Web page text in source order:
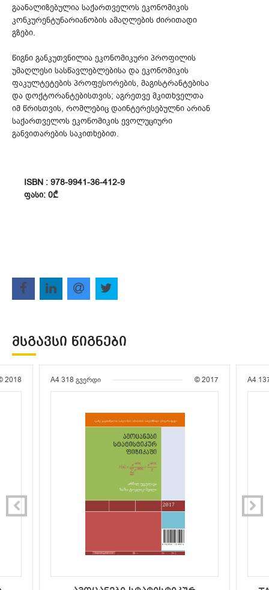
გაანალიზებულია საქართველოს ეკონომიკის
კონკურენტუნარიანობის ამაღლების ძირითადი
გზები.
წიგნი განკუთვნილია ეკონომიკური პროფილის
უმაღლესი სასწავლებლებისა და ეკონომიკის
ფაკულტეტების პროფესორების, მაგისტრანტებისა
და დოქტორანტებისთვის; აგრეთვე მკითხველთა
იმ წრისთვის, რომლებიც დაინტერესებულნი არიან
საქართველოს ეკონომიკის ევოლუციური
განვითარების საკითხებით.
ISBN : 978-9941-36-412-9
ᲤᲐᲡᲘ: 0₾
ᲛᲡᲒᲐᲕᲡᲘ ᲬᲘᲒᲜᲔᲑᲘ
2018 A4 318 გვერდი © 2017 A4